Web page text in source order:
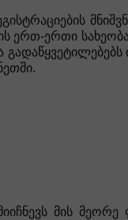
ერთ-ერთი
მის